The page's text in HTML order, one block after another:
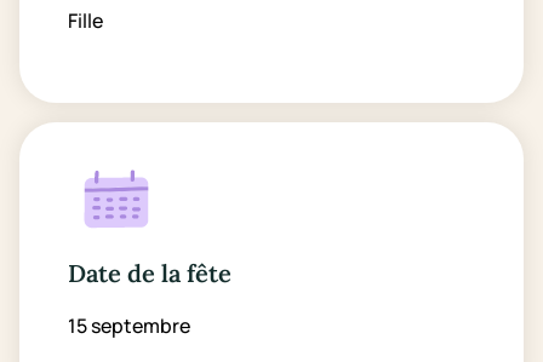
Fille
Date de la fête
15 septembre